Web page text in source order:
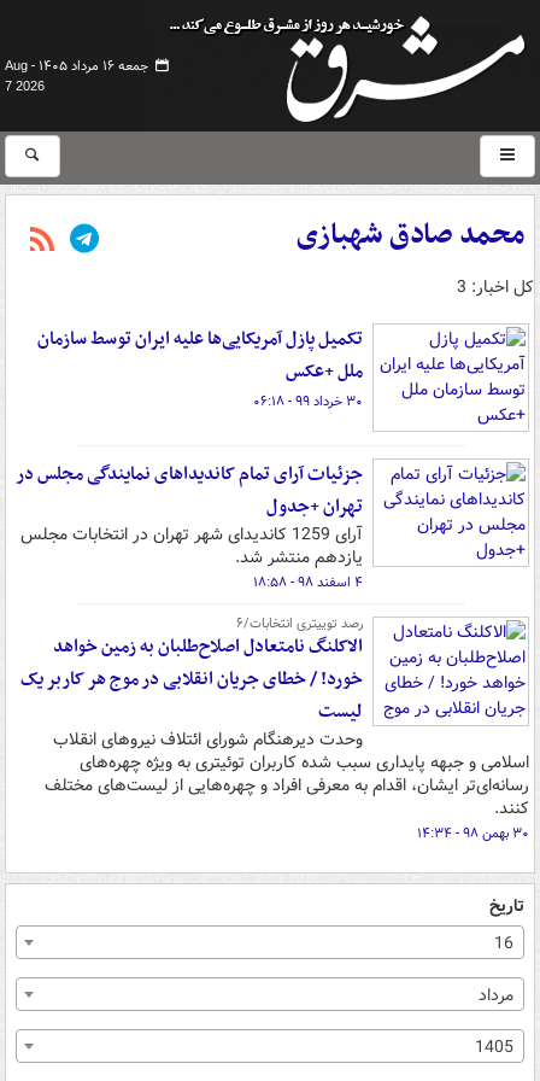
جمعه ۱۶ مرداد ۱۴۰۵ -
Aug
7 2026
محمد صادق شهبازی
کل اخبار: 3
تکمیل پازل آمریکایی‌ها علیه ایران توسط سازمان
ملل +عکس
۳۰ خرداد ۹۹ - ۰۶:۱۸
جزئیات آرای تمام کاندیداهای نمایندگی مجلس در
تهران +جدول
آرای 1259 کاندیدای شهر تهران در انتخابات مجلس
یازدهم منتشر شد.
۴ اسفند ۹۸ - ۱۸:۵۸
رصد توییتری انتخابات/۶
الاکلنگ نامتعادل اصلاح‌طلبان به زمین خواهد
خورد! / خطای جریان انقلابی در موج هر کاربر یک
لیست
وحدت دیرهنگام شورای ائتلاف نیروهای انقلاب
اسلامی و جبهه پایداری سبب شده کاربران توئیتری به ویژه چهره‌های
رسانه‌ای‌تر ایشان، اقدام به معرفی افراد و چهره‌هایی از لیست‌های مختلف
کنند.
۳۰ بهمن ۹۸ - ۱۴:۳۴
تاریخ
16
مرداد
1405